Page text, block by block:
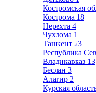
Костромская
Кострома 18
Нерехта 4
Чухлома 1
Ташкент 23
Республика
Владикавказ 13
Беслан 3
Алагир 2
Курская